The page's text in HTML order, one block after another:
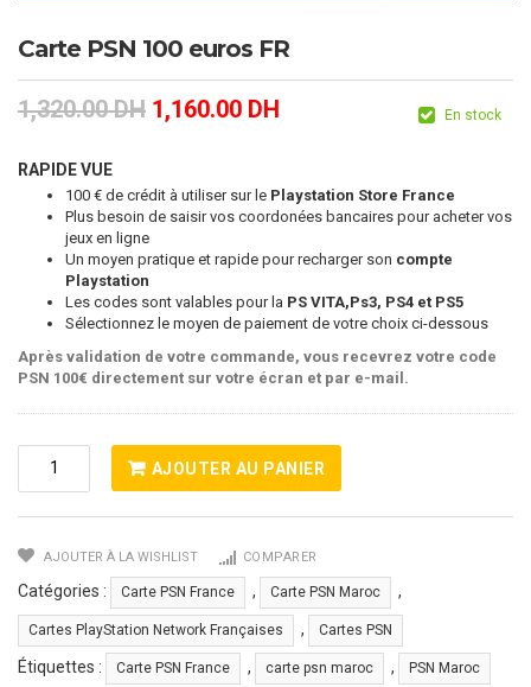
Carte PSN 100 euros FR
1,320.00DH 1,160.00 DH En stock
RAPIDE VUE
100 € de crédit à utiliser sur le Playstation Store France
Plus besoin de saisir vos coordonées bancaires pour acheter vos
jeux en ligne
Un moyen pratique et rapide pour recharger son compte
Playstation
Les codes sont valables pour la PS VITA,Ps3, PS4 et PS5
Sélectionnez le moyen de paiement de votre choix ci-dessous
Après validation de votre commande, vous recevrez votre code
PSN 100€ directement sur votre écran et par e-mail.
Quantité
De
Carte
100
Euros
FR
AJOUTER AU PANIER
AJOUTER À LA WISHLIST COMPARER
Catégories : Carte PSN France , Carte PSN Maroc ,
Cartes PlayStation Network Françaises , Cartes PSN
Étiquettes : Carte PSN France , carte psn maroc , PSN Maroc